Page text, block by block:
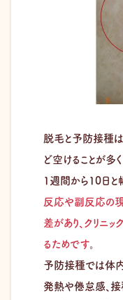
脱毛と予防接種
ど空けることが多
1週間から10日と
反応や副反応の
差があり、クリニ
るためです。
予防接種では体内
発熱や倦怠感、接